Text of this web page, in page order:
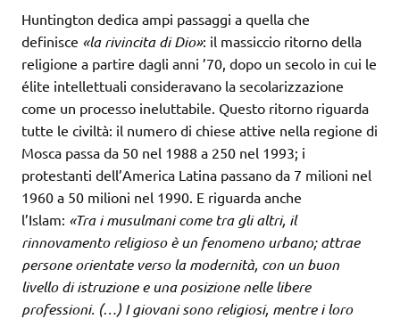
Huntington dedica ampi passaggi a quella che
definisce «la rivincita di Dio»: il massiccio ritorno della
religione a partire dagli anni ’70, dopo un secolo in cui le
élite intellettuali consideravano la secolarizzazione
come un processo ineluttabile. Questo ritorno riguarda
tutte le civiltà: il numero di chiese attive nella regione di
Mosca passa da 50 nel 1988 a 250 nel 1993; i
protestanti dell’America Latina passano da 7 milioni nel
1960 a 50 milioni nel 1990. E riguarda anche
l’Islam: «Tra i musulmani come tra gli altri, il
rinnovamento religioso è un fenomeno urbano; attrae
persone orientate verso la modernità, con un buon
livello di istruzione e una posizione nelle libere
professioni. (…) I giovani sono religiosi, mentre i loro